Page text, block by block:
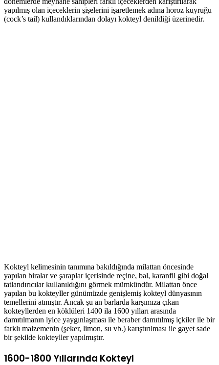
yapılmış olan içeceklerin şişelerini işaretlemek adına horoz kuyruğu
(cock’s tail) kullandıklarından dolayı kokteyl denildiği üzerinedir.
Kokteyl kelimesinin tanımına bakıldığında milattan öncesinde
yapılan biralar ve şaraplar içerisinde reçine, bal, karanfil gibi doğal
tatlandırıcılar kullanıldığını görmek mümkündür. Milattan önce
yapılan bu kokteyller günümüzde genişlemiş kokteyl dünyasının
temellerini atmıştır. Ancak şu an barlarda karşımıza çıkan
kokteyllerden en köklüleri 1400 ila 1600 yılları arasında
damıtılmanın iyice yaygınlaşması ile beraber damıtılmış içkiler ile bir
farklı malzemenin (şeker, limon, su vb.) karıştırılması ile gayet sade
bir şekilde kokteyller yapılmıştır.
1600-1800 Yıllarında Kokteyl